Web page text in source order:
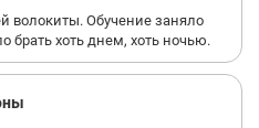
волокиты. Обучение заняло
хоть днем, хоть ночью.